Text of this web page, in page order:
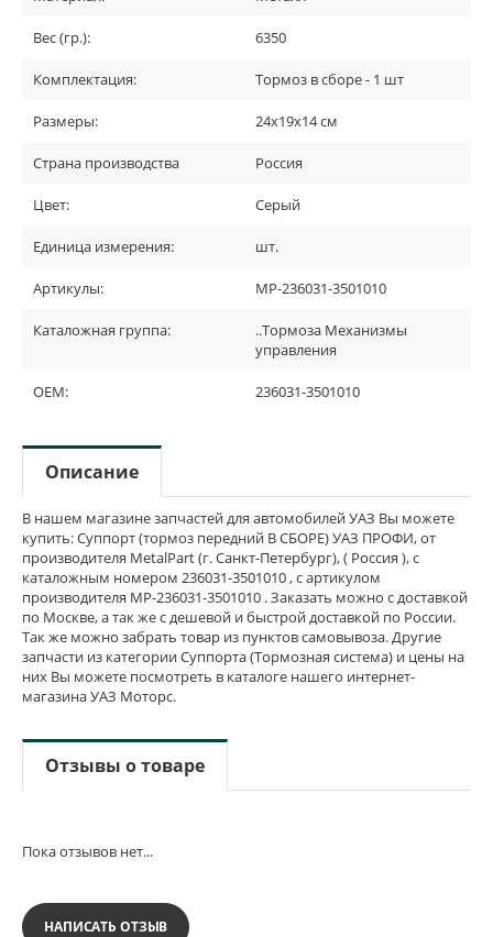
Вес (гр.): 6350
Комплектация: Тормоз в сборе - 1 шт
Размеры: 24х19х14 см
Страна производства Россия
Цвет: Серый
Единица измерения: шт.
Артикулы: MP-236031-3501010
Каталожная группа:
..Тормоза Механизмы
управления
OEM: 236031-3501010
Описание
В нашем магазине запчастей для автомобилей УАЗ Вы можете
купить: Суппорт (тормоз передний В СБОРЕ) УАЗ ПРОФИ, от
производителя MetalPart (г. Санкт-Петербург), ( Россия ), с
каталожным номером 236031-3501010 , с артикулом
производителя MP-236031-3501010 . Заказать можно с доставкой
по Москве, а так же с дешевой и быстрой доставкой по России.
Так же можно забрать товар из пунктов самовывоза. Другие
запчасти из категории Суппорта (Тормозная система) и цены на
них Вы можете посмотреть в каталоге нашего интернет-
магазина УАЗ Моторс.
Отзывы о товаре
Пока отзывов нет...
НАПИСАТЬ ОТЗЫВ